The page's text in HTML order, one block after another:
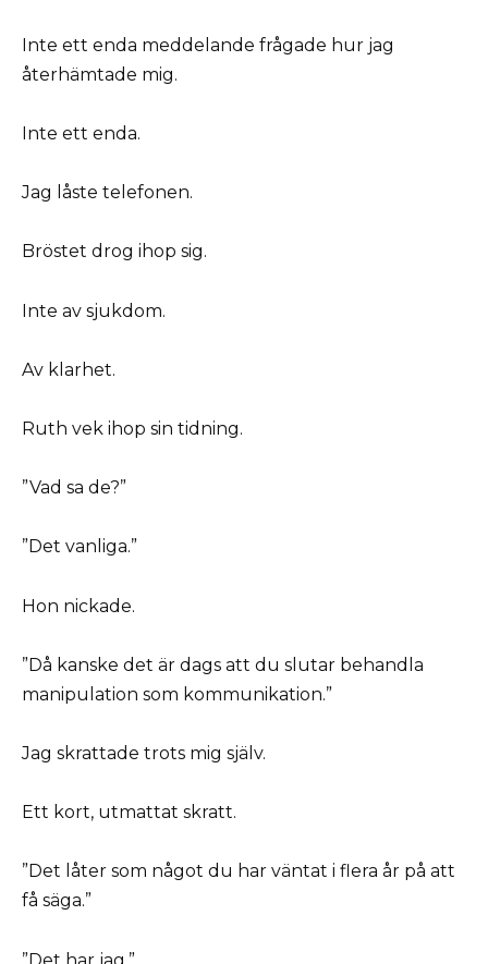
Inte ett enda meddelande frågade hur jag
återhämtade mig.
Inte ett enda.
Jag låste telefonen.
Bröstet drog ihop sig.
Inte av sjukdom.
Av klarhet.
Ruth vek ihop sin tidning.
”Vad sa de?”
”Det vanliga.”
Hon nickade.
”Då kanske det är dags att du slutar behandla
manipulation som kommunikation.”
Jag skrattade trots mig själv.
Ett kort, utmattat skratt.
”Det låter som något du har väntat i flera år på att
få säga.”
”Det har jag.”